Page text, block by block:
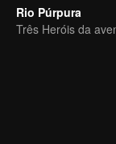
Rio Púrpura